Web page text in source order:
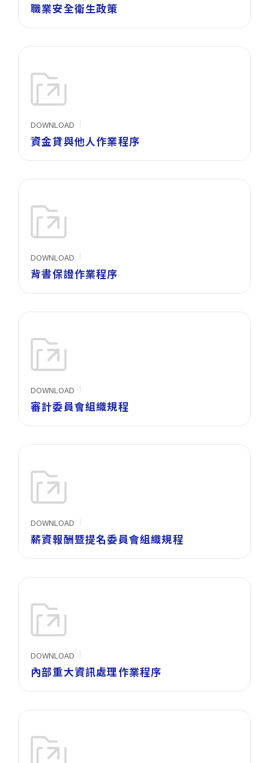
職業安全衛生政策
DOWNLOAD
資金貸與他人作業程序
DOWNLOAD
背書保證作業程序
DOWNLOAD
審計委員會組織規程
DOWNLOAD
薪資報酬暨提名委員會組織規程
DOWNLOAD
內部重大資訊處理作業程序